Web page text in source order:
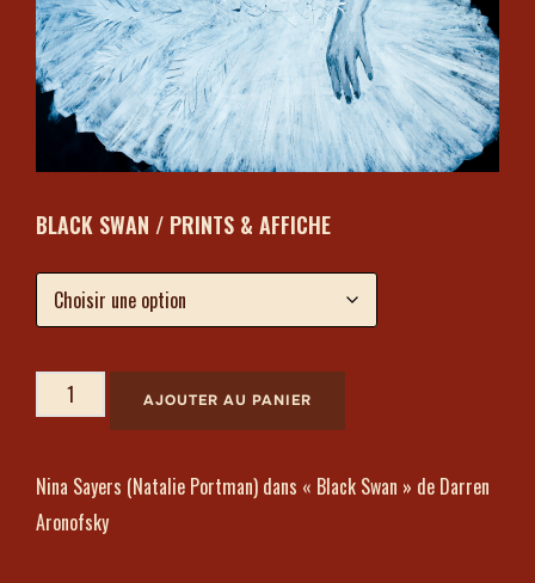
BLACK SWAN / PRINTS & AFFICHE
AJOUTER AU PANIER
Nina Sayers (Natalie Portman) dans « Black Swan » de Darren
Aronofsky